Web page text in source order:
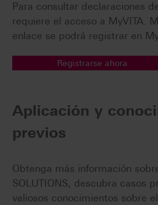
Para consultar declaraciones
requiere el acceso a MyVITA.
enlace se podrá registrar en
Registrarse ahora
Aplicación y
previos
Obtenga más información
SOLUTIONS, descubra casos
valiosos conocimientos sobre